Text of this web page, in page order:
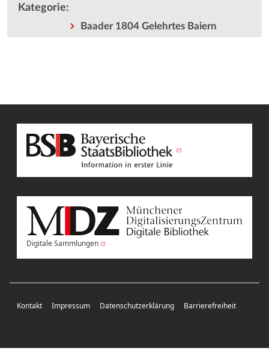
Kategorie:
Baader 1804 Gelehrtes Baiern
Digitale Sammlungen
Kontakt Impressum Datenschutzerklärung Barrierefreiheit